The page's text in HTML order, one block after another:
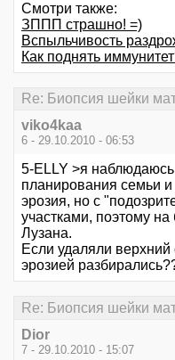
Смотри также:
ЗППП страшно! =)
Вспыльчивость
Как поднять
Re: Биопсия шейки
viko4kaa
6 - 29.10.2010 - 06:53
5-ELLY >я
планирования семьи
эрозия, но с
участками, поэтому
Лузана.
Если удаляли верхний
эрозией
Re: Биопсия шейки
Dior
7 - 29.10.2010 - 15:07